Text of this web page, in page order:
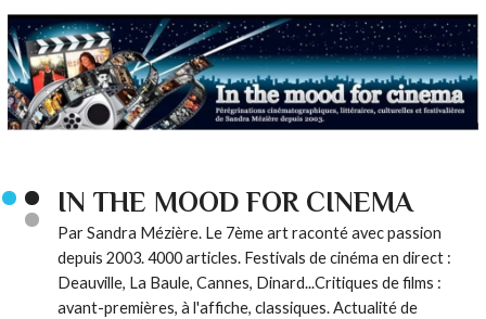
IN THE MOOD FOR CINEMA
Par Sandra Mézière. Le 7ème art raconté avec passion
depuis 2003. 4000 articles. Festivals de cinéma en direct :
Deauville, La Baule, Cannes, Dinard...Critiques de films :
avant-premières, à l'affiche, classiques. Actualité de